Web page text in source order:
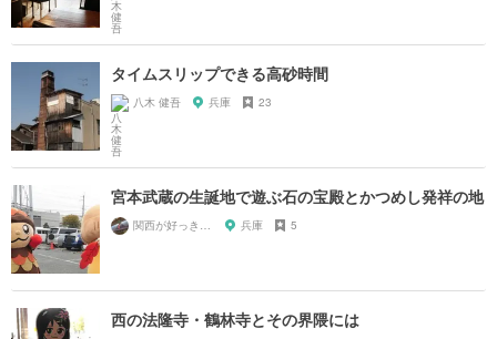
タイムスリップできる高砂時間
八木 健吾 兵庫 23
宮本武蔵の生誕地で遊ぶ石の宝殿とかつめし発祥の地
関西が好っきゃねん 兵庫 5
西の法隆寺・鶴林寺とその界隈には